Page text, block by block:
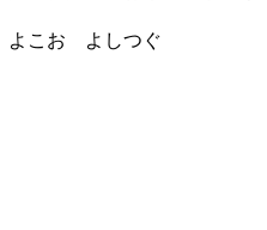
よこお よしつぐ